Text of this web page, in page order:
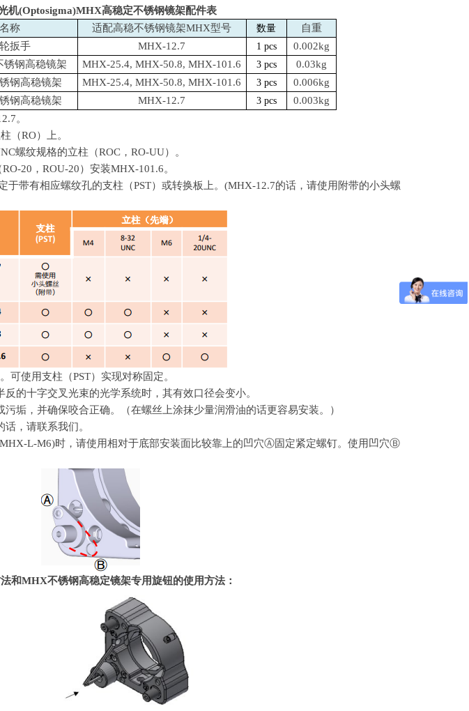
机(Optosigma)MHX高稳定不锈钢镜架配件表
称 适配高稳不锈钢镜架MHX型号 数量
自重
扳手 MHX-12.7 1 pcs
0.002kg
锈钢高稳镜架 MHX-25.4, MHX-50.8, MHX-101.6 3 pcs
0.03kg
钢高稳镜架 MHX-25.4, MHX-50.8, MHX-101.6 3 pcs
0.006kg
钢高稳镜架 MHX-12.7 3 pcs
0.003kg
。
（RO）上。
螺纹规格的立柱（ROC ， RO-UU）。
RO-20 ， ROU-20）安装MHX-101.6。
于带有相应螺纹孔的支柱（PST）或转换板上。 (MHX-12.7的话，请使用附带的小头螺
可使用支柱（PST）实现对称固定。
的十字交叉光束的光学系统时，其有效口径会变小。
垢，并确保咬合正确。（在螺丝上涂抹少量润滑油的话更容易安装。）
，请联系我们。
L-M6)时，请使用相对于底部安装面比较靠上的凹穴Ⓐ固定紧定螺钉。使用凹穴Ⓑ
和MHX不锈钢高稳定镜架专用旋钮的使用方法：